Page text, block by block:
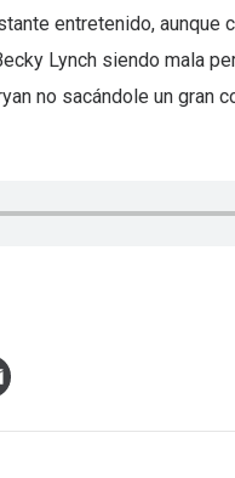
entretenido, aunque
Lynch siendo mala
no sacándole un gran